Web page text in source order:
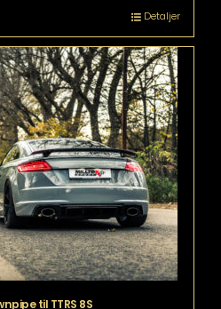
Detaljer
til TTRS 8S